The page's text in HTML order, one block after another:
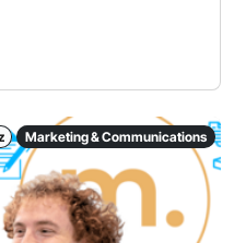
Marketing & Communications